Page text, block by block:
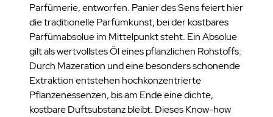
Parfümerie, entworfen. Panier des Sens feiert hier
die traditionelle Parfümkunst, bei der kostbares
Parfümabsolue im Mittelpunkt steht. Ein Absolue
gilt als wertvollstes Öl eines pflanzlichen Rohstoffs:
Durch Mazeration und eine besonders schonende
Extraktion entstehen hochkonzentrierte
Pflanzenessenzen, bis am Ende eine dichte,
kostbare Duftsubstanz bleibt. Dieses Know-how